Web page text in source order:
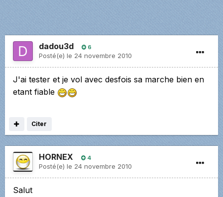
dadou3d 6
Posté(e) le 24 novembre 2010
J'ai tester et je vol avec desfois sa marche bien en
etant fiable
Citer
HORNEX 4
Posté(e) le 24 novembre 2010
Salut